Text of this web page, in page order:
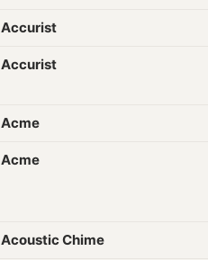
Accurist
Accurist
Acme
Acme
Acoustic Chime